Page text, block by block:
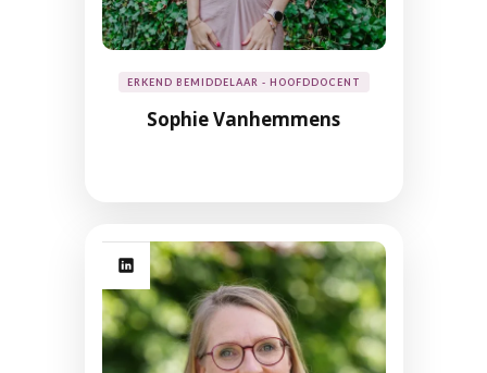
ERKEND BEMIDDELAAR - HOOFDDOCENT
Sophie Vanhemmens